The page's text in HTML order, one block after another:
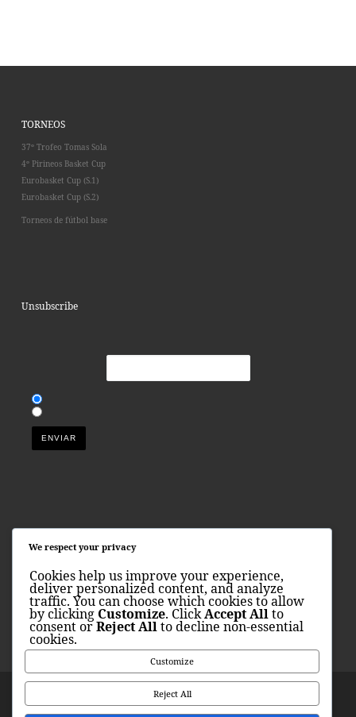
TORNEOS
37º Trofeo Tomas Sola
4º Pirineos Basket Cup
Eurobasket Cup (S.1)
Eurobasket Cup (S.2)
Torneos de fútbol base
Unsubscribe
infobasket@torneosports.com
Tel +34 622.267.444
www.torneosports.com
Política
Torneo de baloncesto
reservados
We respect your privacy
Cookies help us improve your experience,
deliver personalized content, and analyze
traffic. You can choose which cookies to allow
by clicking Customize. ClickAccept Allto
consent orReject Allto decline non-essential
cookies.
Customize
Reject All